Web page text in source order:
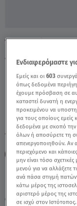
Παρασκευή 7
03.03.23, 22:33 ΕΛΛΑΔΑ
Τηλεδιοίκηση
λειτουργεί -
TAGS:
HELLENIC TRAIN
Ενδιαφερόμαστε
Εμείς και οι603
όπως δεδομένα
έχουμε πρόσβαση σε
καταστεί δυνατή η
προκειμένου να
για τους οποίους εμείς
δεδομένα με σκοπό
όλων ή αποσύρετε τη
απενεργοποιηθούν. Αν
περιεχόμενο και
μην είναι τόσο
μενού για να αλλάξετε
ανά πάσα στιγμή
κάτω μέρος της
αριστερό μέρος της
σε ισχύ στον